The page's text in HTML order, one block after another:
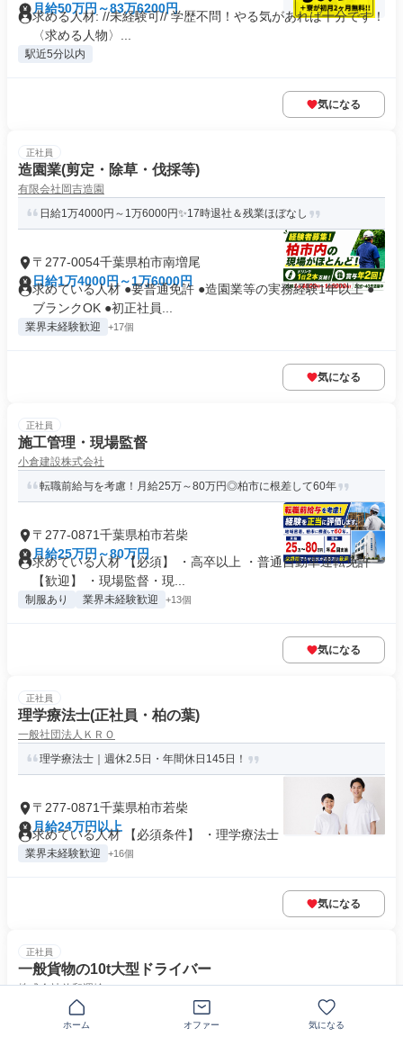
月給50万円～83万6200円
求める人材: //未経験可// 学歴不問！やる気があれば十分です！
〈求める人物〉...
駅近5分以内
気になる
正社員
造園業(剪定・除草・伐採等)
有限会社岡吉造園
日給1万4000円～1万6000円✨17時退社＆残業ほぼなし
〒277-0054千葉県柏市南増尾
日給1万4000円～1万6000円
求めている人材 ●要普通免許 ●造園業等の実務経験1年以上 ●
ブランクOK ●初正社員...
業界未経験歓迎 +17個
気になる
正社員
施工管理・現場監督
小倉建設株式会社
転職前給与を考慮！月給25万～80万円◎柏市に根差して60年
〒277-0871千葉県柏市若柴
月給25万円～80万円
求めている人材 【必須】 ・高卒以上 ・普通自動車運転免許
【歓迎】 ・現場監督・現...
制服あり 業界未経験歓迎 +13個
気になる
正社員
理学療法士(正社員・柏の葉)
一般社団法人ＫＲＯ
理学療法士｜週休2.5日・年間休日145日！
〒277-0871千葉県柏市若柴
月給24万円以上
求めている人材 【必須条件】 ・理学療法士
業界未経験歓迎 +16個
気になる
正社員
一般貨物の10t大型ドライバー
株式会社啓和運輸
若手中心に活躍中！平均年収700万円の高収入！入社日相談OK
ホーム オファー 気になる